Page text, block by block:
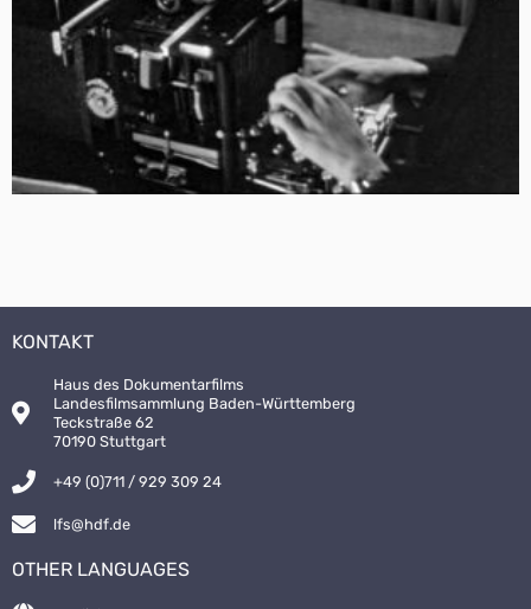
KONTAKT
Haus des Dokumentarfilms
Landesfilmsammlung Baden-Württemberg
Teckstraße 62
70190 Stuttgart
+49 (0)711 / 929 309 24
lfs@hdf.de
OTHER LANGUAGES